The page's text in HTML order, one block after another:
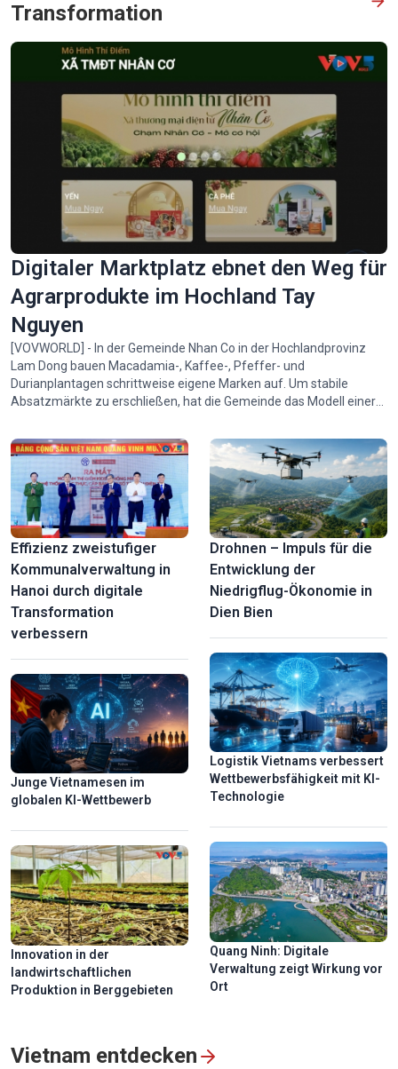
Transformation
Digitaler Marktplatz ebnet den Weg für
Agrarprodukte im Hochland Tay
Nguyen
[VOVWORLD] - In der Gemeinde Nhan Co in der Hochlandprovinz
Lam Dong bauen Macadamia-, Kaffee-, Pfeffer- und
Durianplantagen schrittweise eigene Marken auf. Um stabile
Absatzmärkte zu erschließen, hat die Gemeinde das Modell einer
Marktplatz, der den Verbrauchern die lokalen Agrarprodukte
näherbringt.
Effizienz zweistufiger
Kommunalverwaltung in
Hanoi durch digitale
Transformation
verbessern
Junge Vietnamesen im
globalen KI-Wettbewerb
Innovation in der
landwirtschaftlichen
Produktion in Berggebieten
Drohnen – Impuls für die
Entwicklung der
Niedrigflug-Ökonomie in
Dien Bien
Logistik Vietnams verbessert
Wettbewerbsfähigkeit mit KI-
Technologie
Quang Ninh: Digitale
Verwaltung zeigt Wirkung vor
Ort
Vietnam entdecken